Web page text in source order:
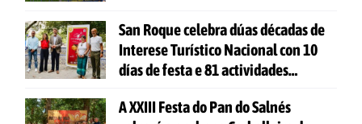
San Roque celebra dúas décadas de
Interese Turístico Nacional con 10
días de festa e 81 actividades
A XXIII Festa do Pan do Salnés